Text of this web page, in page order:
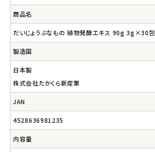
商品名
だいじょうぶなもの 植物発酵エキス 90g 3g×30包
製造国
日本製
株式会社たかくら新産業
JAN
4528636981235
内容量